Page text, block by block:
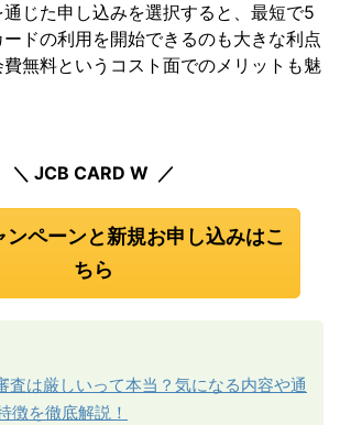
じた申し込みを選択すると、最短で5
ドの利用を開始できるのも大きな利点
無料というコスト面でのメリットも魅
＼ JCB CARD W ／
ンペーンと新規お申し込みはこ
ちら
査は厳しいって本当？気になる内容や通
徴を徹底解説！